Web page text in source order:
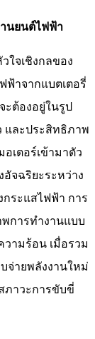
นยนต์ไฟฟ้า
ใจเชิงกลของ
ฟ้าจากแบตเตอรี่
ะต้องอยู่ในรูป
และประสิทธิภาพ
เตอร์เข้ามาตัว
จฉริยะระหว่าง
ระแสไฟฟ้า การ
การทำงานแบบ
วามร้อน เมื่อรวม
จ่ายพลังงานใหม่
ภาวะการขับขี่